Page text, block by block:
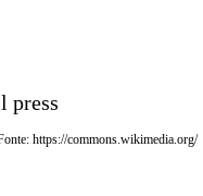
https://commons.wikimedia.org/